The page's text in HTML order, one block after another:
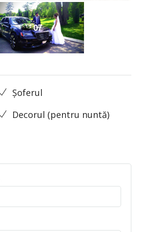
07
Șoferul
Decorul (pentru nuntă)